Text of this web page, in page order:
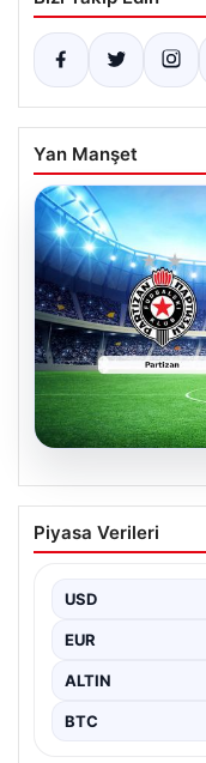
Yan Manşet
06.08.2026
CANLI |
Maç Anlatımı
Piyasa Verileri
USD
EUR
ALTIN
BTC